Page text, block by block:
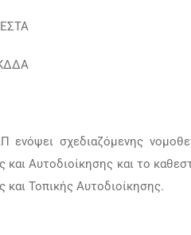
ενόψει σχεδιαζόμενης
και Αυτοδιοίκησης και το
και Τοπικής Αυτοδιοίκησης.